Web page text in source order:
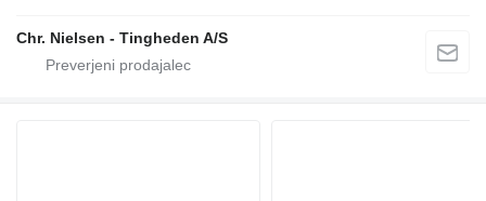
Chr. Nielsen - Tingheden A/S